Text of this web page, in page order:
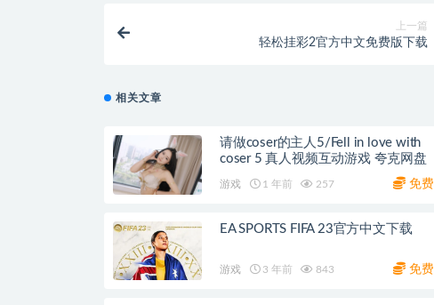
上一篇
轻松挂彩2官方中文免费版下载
相关文章
请做coser的主人5/Fell in love with
coser 5 真人视频互动游戏 夸克网盘
游戏 1 年前 257 免费
EA SPORTS FIFA 23官方中文下载
游戏 3 年前 843 免费